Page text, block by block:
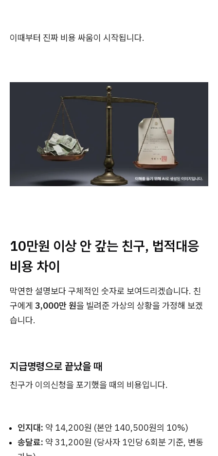
이때부터 진짜 비용 싸움이 시작됩니다.
10만원 이상 안 갚는 친구, 법적대응
비용 차이
막연한 설명보다 구체적인 숫자로 보여드리겠습니다. 친
구에게 3,000만 원을 빌려준 가상의 상황을 가정해 보겠
습니다.
지급명령으로 끝났을 때
친구가 이의신청을 포기했을 때의 비용입니다.
인지대: 약 14,200원 (본안 140,500원의 10%)
송달료: 약 31,200원 (당사자 1인당 6회분 기준, 변동